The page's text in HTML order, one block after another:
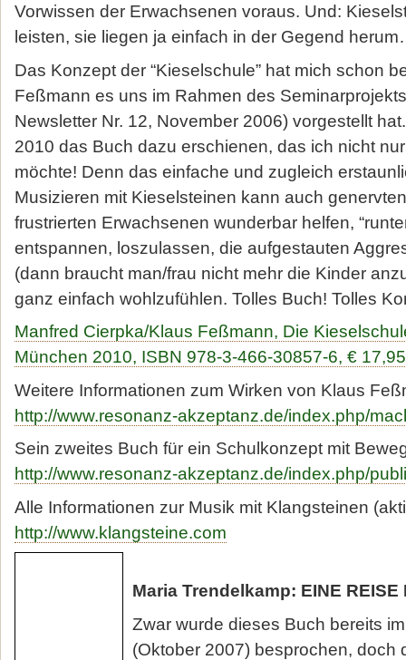
Vorwissen der Erwachsenen voraus. Und:
leisten, sie liegen ja einfach in der Gegend
Das Konzept der “Kieselschule” hat mich schon
Feßmann es uns im Rahmen des
Newsletter Nr. 12, November 2006) vorgestellt
2010 das Buch dazu erschienen, das ich nicht
möchte! Denn das einfache und zugleich
Musizieren mit Kieselsteinen kann auch
frustrierten Erwachsenen wunderbar helfen,
entspannen, loszulassen, die aufgestauten
(dann braucht man/frau nicht mehr die Kinder
ganz einfach wohlzufühlen. Tolles Buch! Tolles
Manfred Cierpka/Klaus Feßmann, Die
München 2010, ISBN 978-3-466-30857-6, €
Weitere Informationen zum Wirken von Klaus
http://www.resonanz-akzeptanz.de/index.php/
Sein zweites Buch für ein Schulkonzept mit
http://www.resonanz-akzeptanz.de/index.php/
Alle Informationen zur Musik mit Klangsteinen
http://www.klangsteine.com
Maria Trendelkamp: EINE REISE
Zwar wurde dieses Buch bereits
(Oktober 2007) besprochen, doch